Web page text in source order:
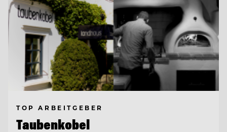
TOP ARBEITGEBER
Taubenkobel